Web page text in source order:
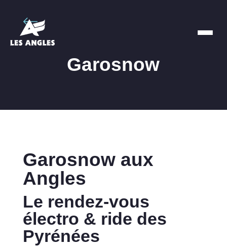
Garosnow
Garosnow aux
Angles
Le rendez-vous
électro & ride des
Pyrénées